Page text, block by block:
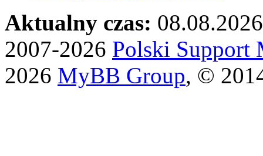
Aktualny czas:
2007-2026 Polski Support
2026 MyBB Group, ©